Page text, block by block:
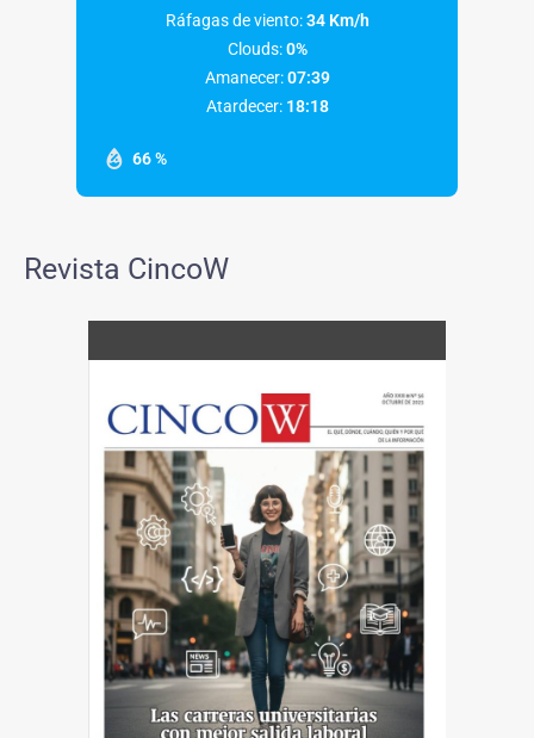
66 %
Ráfagas de viento: 34 Km/h
Clouds: 0%
Amanecer: 07:39
Atardecer: 18:18
Revista CincoW